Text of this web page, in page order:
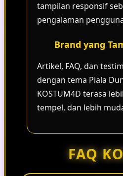
tampilan responsif
pengalaman
Brand yang
Artikel, FAQ, dan
dengan tema Piala
KOSTUM4D terasa
tempel, dan lebih
FAQ